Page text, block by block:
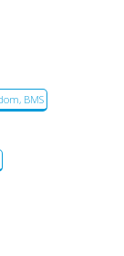
BMS